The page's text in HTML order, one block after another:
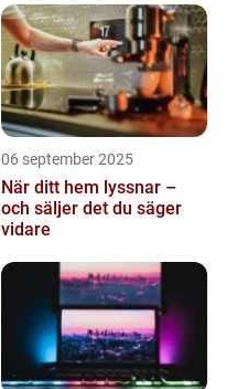
06 september 2025
När ditt hem lyssnar –
och säljer det du säger
vidare